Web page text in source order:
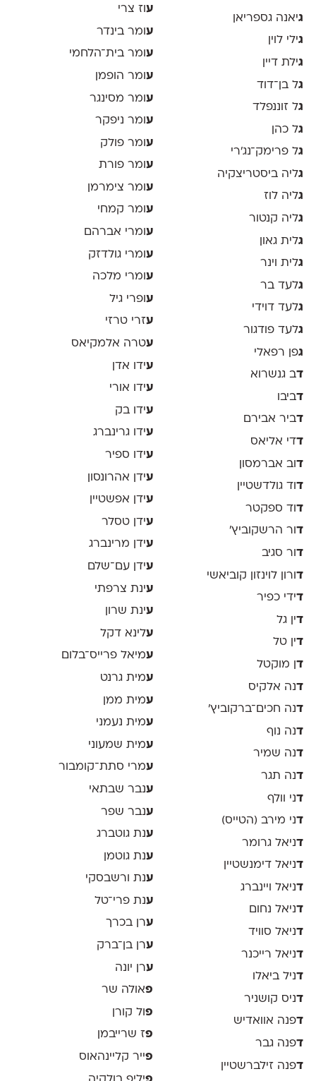
גיאנה גספריאן
גילי לוין
גילת דיין
גל בן־דוד
גל זוננפלד
גל כהן
גל פרימק־נג׳רי
גליה ביסטריצקיה
גליה לוז
גליה קנטור
גלית גאון
גלית וינר
גלעד בר
גלעד דוידי
גלעד פודגור
גפן רפאלי
דב גנשרוא
דביבו
דביר אבירם
דדי אליאס
דוב אברמסון
דוד גולדשטיין
דוד ספקטר
דור הרשקוביץ׳
דור סגיב
דורון לוינזון קוביאשי
דידי כפיר
דין גל
דין טל
דן מוקטל
דנה אלקיס
דנה חכים־ברקוביץ׳
דנה נוף
דנה שמיר
דנה תגר
דני וולף
דני מירב (הטייס)
דניאל גרומר
דניאל דימנשטיין
דניאל ויינברג
דניאל נחום
דניאל סוויד
דניאל רייכנר
דניל ביאלו
דניס קושניר
דפנה אוואדיש
דפנה גבר
דפנה זילברשטיין
ע וז צרי
ע ומר בינדר
עומר בית־הלחמי
ע ומר הופמן
עומר מסינגר
ע ומר ניפקר
ע ומר פולק
עומר פורת
ע ומר צימרמן
עומר קמחי
ע ומרי אברהם
ע ומרי גולדזק
עומרי מלכה
ע ופרי גיל
עזרי טרזי
עטרה אלמקיאס
עידו אדן
עידו אורי
עידו בק
עידו גרינברג
עידו ספיר
עידן אהרונסון
עידן אפשטיין
עידן טסלר
עידן מרינברג
עידן עם־שלם
עינת צרפתי
עינת שרון
עלינא דקל
עמיאל פרייס־בלום
עמית גרנט
עמית ממן
עמית נעמני
עמית שמעוני
עמרי סתת־קומבור
ענבר שבתאי
ענבר שפר
ענת גוטברג
ענת גוטמן
ענת ורשבסקי
ענת פרי־טל
ערן בכרך
ערן בן־ברק
ערן יונה
פאולה שר
פ ול קורן
פז שרייבמן
פייר קליינהאוס